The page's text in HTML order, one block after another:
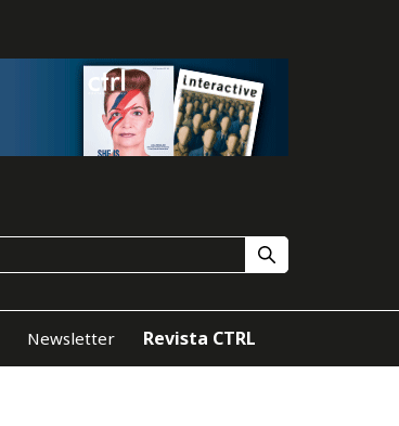
Newsletter Revista CTRL